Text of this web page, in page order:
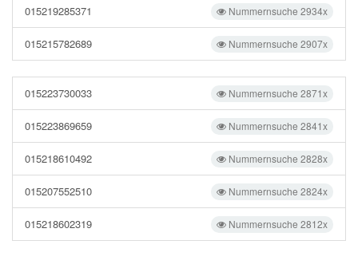
Nummernsuche 2934x
015219285371
Nummernsuche 2907x
015215782689
Nummernsuche 2871x
015223730033
Nummernsuche 2841x
015223869659
Nummernsuche 2828x
015218610492
Nummernsuche 2824x
015207552510
Nummernsuche 2812x
015218602319